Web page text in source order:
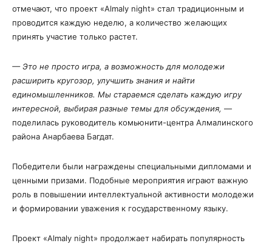
отмечают, что проект «Almaly night» стал традиционным и
проводится каждую неделю, а количество желающих
принять участие только растет.
— Это не просто игра, а возможность для молодежи
расширить кругозор, улучшить знания и найти
единомышленников. Мы стараемся сделать каждую игру
интересной, выбирая разные темы для обсуждения, —
поделилась руководитель комьюнити-центра Алмалинского
района Анарбаева Багдат.
Победители были награждены специальными дипломами и
ценными призами. Подобные мероприятия играют важную
роль в повышении интеллектуальной активности молодежи
и формировании уважения к государственному языку.
Проект «Almaly night» продолжает набирать популярность